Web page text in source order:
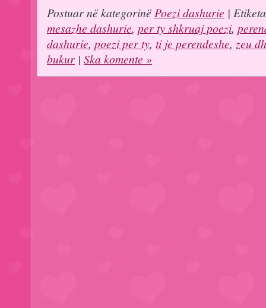
Postuar në kategorinë Poezi dashurie |
mesazhe dashurie, per ty shkruaj poezi,
dashurie, poezi per ty, ti je perendeshe, zeu
bukur | Ska komente »